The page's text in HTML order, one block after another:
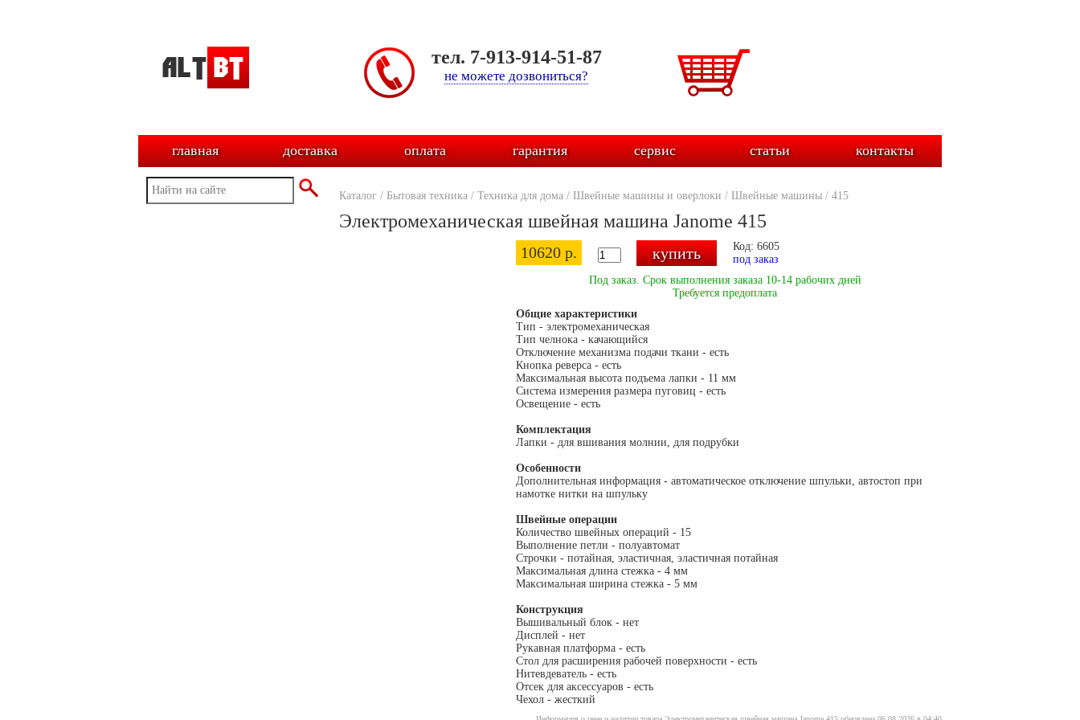
тел. 7-913-914-51-87
не можете дозвониться?
главная доставка оплата гарантия сервис статьи контакты
Каталог / Бытовая техника / Техника для дома / Швейные машины и оверлоки / Швейные машины / 415
Электромеханическая швейная машина Janome 415
10620 р.
Код: 6605
под заказ
Под заказ. Срок выполнения заказа 10-14 рабочих дней
Требуется предоплата
Общие характеристики
Тип - электромеханическая
Тип челнока - качающийся
Отключение механизма подачи ткани - есть
Кнопка реверса - есть
Максимальная высота подъема лапки - 11 мм
Система измерения размера пуговиц - есть
Освещение - есть
Комплектация
Лапки - для вшивания молнии, для подрубки
Особенности
Дополнительная информация - автоматическое отключение шпульки, автостоп при
намотке нитки на шпульку
Швейные операции
Количество швейных операций - 15
Выполнение петли - полуавтомат
Строчки - потайная, эластичная, эластичная потайная
Максимальная длина стежка - 4 мм
Максимальная ширина стежка - 5 мм
Конструкция
Вышивальный блок - нет
Дисплей - нет
Рукавная платформа - есть
Стол для расширения рабочей поверхности - есть
Нитевдеватель - есть
Отсек для аксессуаров - есть
Чехол - жесткий